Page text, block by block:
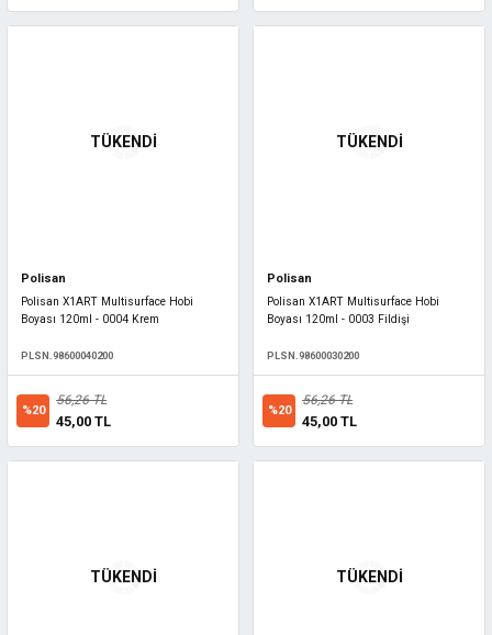
TÜKENDİ
Polisan
Polisan X1ART Multisurface Hobi
Boyası 120ml - 0004 Krem
PLSN.98600040200
%20
56,26 TL
45,00 TL
TÜKENDİ
Polisan
Polisan X1ART Multisurface Hobi
Boyası 120ml - 0003 Fildişi
PLSN.98600030200
%20
56,26 TL
45,00 TL
TÜKENDİ TÜKENDİ